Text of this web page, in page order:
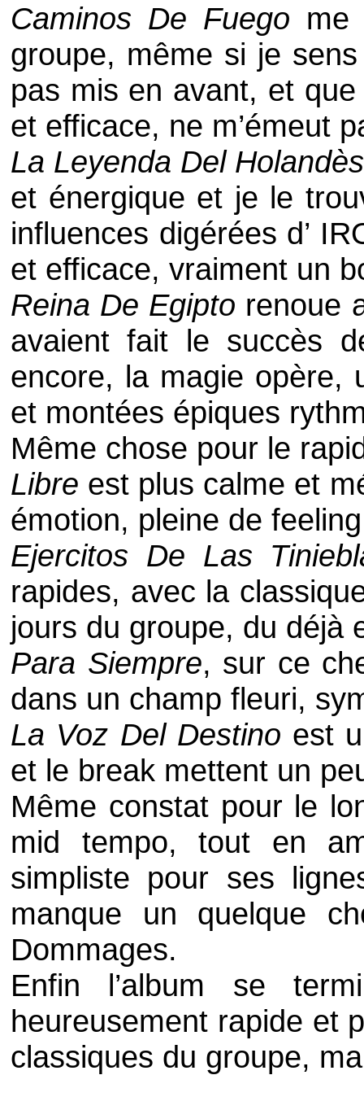
Caminos De Fuego me
groupe, même si je
pas mis en avant, et
et efficace, ne m’émeut
La Leyenda Del
et énergique et je le
influences digérées d’
et efficace, vraiment un
Reina De Egipto renoue
avaient fait le succès
encore, la magie opère,
et montées épiques
Même chose pour le
Libre est plus calme et
émotion, pleine de
Ejercitos De Las
rapides, avec la
jours du groupe, du déjà
Para Siempre, sur ce
dans un champ fleuri,
La Voz Del Destino est
et le break mettent un
Même constat pour le
mid tempo, tout en
simpliste pour ses
manque un quelque
Dommages.
Enfin l’album se
heureusement rapide et
classiques du groupe,